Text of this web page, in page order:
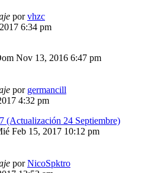
porvhzc
6:34 pm
Nov 13, 2016 6:47 pm
por germancill
4:32 pm
(Actualización 24 Septiembre)
Feb 15, 2017 10:12 pm
porNicoSpktro